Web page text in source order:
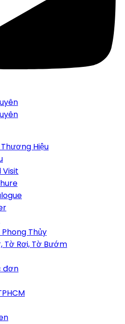
Hiệu
Visit
Phong Thủy
Tờ Rơi, Tờ Bướm
đơn